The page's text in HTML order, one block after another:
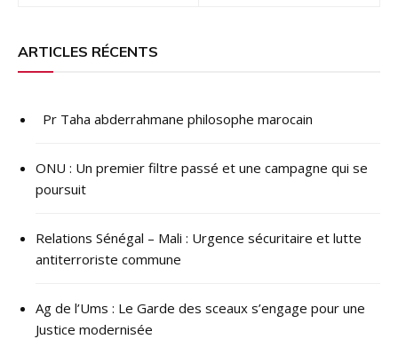
l’article
ARTICLES RÉCENTS
Pr Taha abderrahmane philosophe marocain
ONU : ​Un premier filtre passé et une campagne qui se
poursuit
Relations Sénégal – Mali : Urgence sécuritaire et lutte
antiterroriste commune
Ag de l’Ums : Le Garde des sceaux s’engage pour une
Justice modernisée